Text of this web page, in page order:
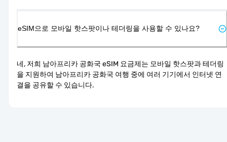
eSIM으로 모바일 핫스팟이나 테더링을 사용할 수 있나요?
네, 저희 남아프리카 공화국 eSIM 요금제는 모바일 핫스팟과 테더링
을 지원하여 남아프리카 공화국 여행 중에 여러 기기에서 인터넷 연
결을 공유할 수 있습니다.